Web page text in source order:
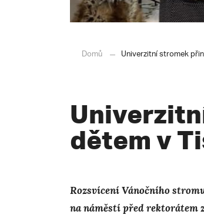
Domů Univerzitní stromek
dětem v
Rozsvícení Vánočního
na náměstí před rektorátem